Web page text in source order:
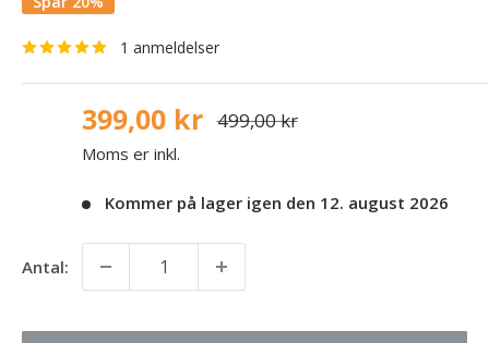
1 anmeldelser
399,00 kr 499,00 kr
Moms er inkl.
Kommer på lager igen den 12. august 2026
Antal: